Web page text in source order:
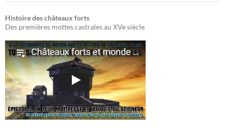
Histoire des châteaux forts
Des premières mottes castrales au XVe siècle